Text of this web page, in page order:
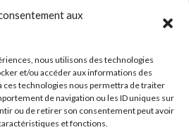
aux
nous utilisons des technologies
et/ou accéder aux informations des
ces technologies nous permettra de traiter
de navigation ou les ID uniques sur
ou de retirer son consentement peut avoir
et fonctions.